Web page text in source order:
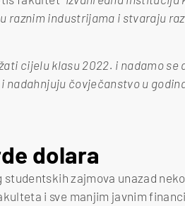
raznim industrijama i stvaraju
cijelu klasu 2022. i nadamo se
čovječanstvo u
dolara
studentskih zajmova unazad
i sve manjim javnim